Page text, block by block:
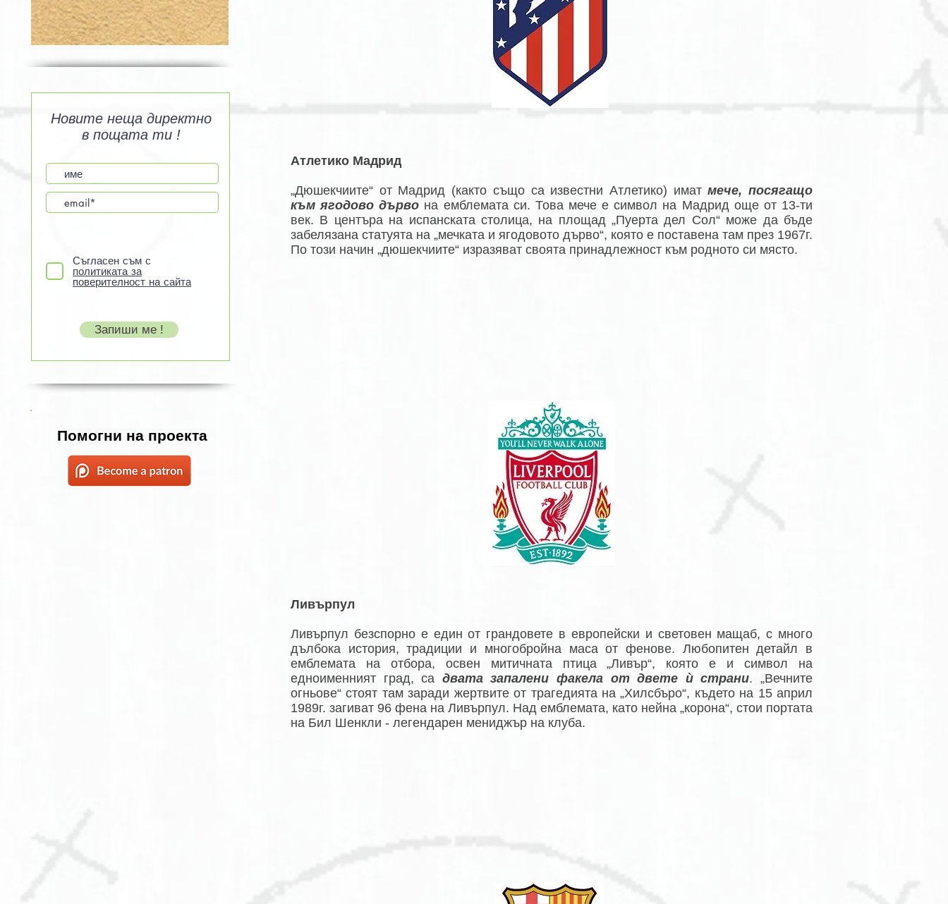
Атлетико Мадрид
„Дюшекчиите“ от Мадрид (както също са известни Атлетико) иматмече, посягащо
към ягодово дърво на емблемата си. Това мече е символ на Мадрид още от 13-ти
век. В центъра на испанската столица, на площад „Пуерта дел Сол“ може да бъде
забелязана статуята на „мечката и ягодовото дърво“, която е поставена там през 1967г.
По този начин „дюшекчиите“ изразяват своята принадлежност към родното си място.
Ливърпул
Ливърпул безспорно e един от грандовете в европейски и световен мащаб, с много
дълбока история, традиции и многобройна маса от фенове. Любопитен детайл в
емблемата на отбора, освен митичната птица „Ливър“, която е и символ на
едноименният град, са двата запалени факела от двете ѝ страни. „Вечните
огньове“ стоят там заради жертвите от трагедията на „Хилсбъро“, където на 15 април
1989г. загиват 96 фена на Ливърпул. Над емблемата, като нейна „корона“, стои портата
на Бил Шенкли - легендарен мениджър на клуба.
Новите неща директно
в пощата ти !
Съгласен съм с
политиката за
поверителност на сайта
Запиши ме !
Помогни на проекта